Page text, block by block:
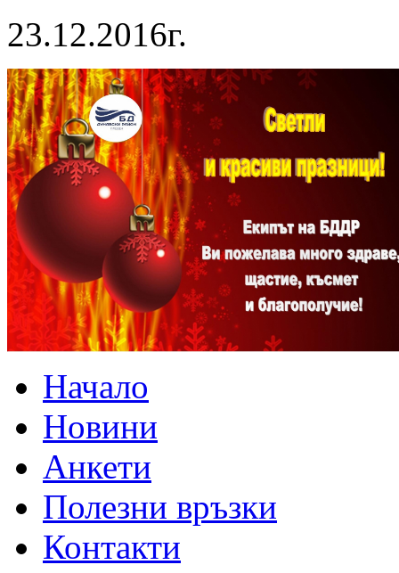
23.12.2016г.
Начало
Новини
Анкети
Полезни връзки
Контакти